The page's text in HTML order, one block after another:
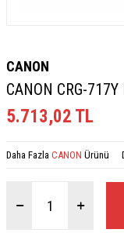
CANON
CANON CRG-
5.713,02 TL
Daha Fazla CANON Ürünü